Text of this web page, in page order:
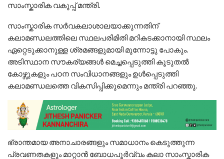
സാംസ്കാരിക വകുപ്പ് മന്ത്രി.
സാംസ്കാരിക സർവകലാശാലയാക്കുന്നതിന്
കലാമണ്ഡലത്തിലെ സ്ഥലപരിമിതി മറികടക്കാനായി സ്ഥലം
ഏറ്റെടുക്കാനുള്ള ശ്രമങ്ങളുമായി മുന്നോട്ടു പോകും.
അടിസ്ഥാന സൗകര്യങ്ങൾ മെച്ചപ്പെടുത്തി കൂടുതൽ
കോഴ്സുകളും പഠന സംവിധാനങ്ങളും ഉൾപ്പെടുത്തി
കലാമണ്ഡലത്തെ വികസിപ്പിക്കുമെന്നും മന്ത്രി പറഞ്ഞു.
ഭ്രാന്തമായ അനാചാരങ്ങളും സമാധാനം കെടുത്തുന്ന
പ്രവണതകളും മാറ്റാൻ ബോധപൂർവ്വം കലാ സാംസ്കാരിക